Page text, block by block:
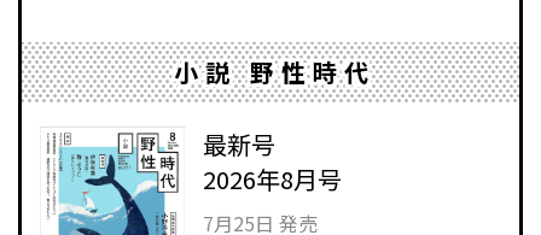
小説 野性時代
最新号
2026年8月号
7月25日 発売